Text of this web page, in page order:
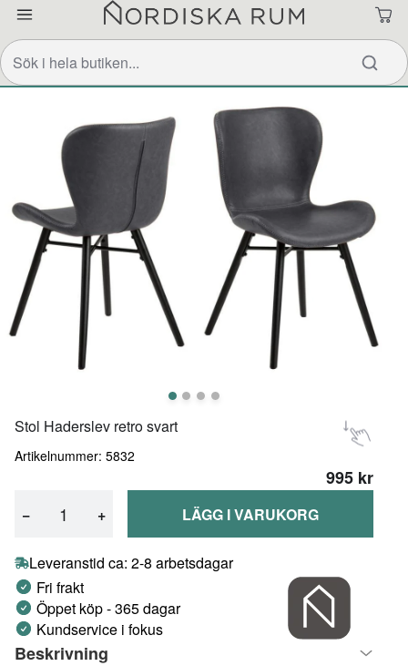
Stol Haderslev retro svart
Artikelnummer: 5832
995 kr
− + LÄGG I VARUKORG
Leveranstid ca: 2-8 arbetsdagar
Fri frakt
Öppet köp - 365 dagar
Kundservice i fokus
Beskrivning